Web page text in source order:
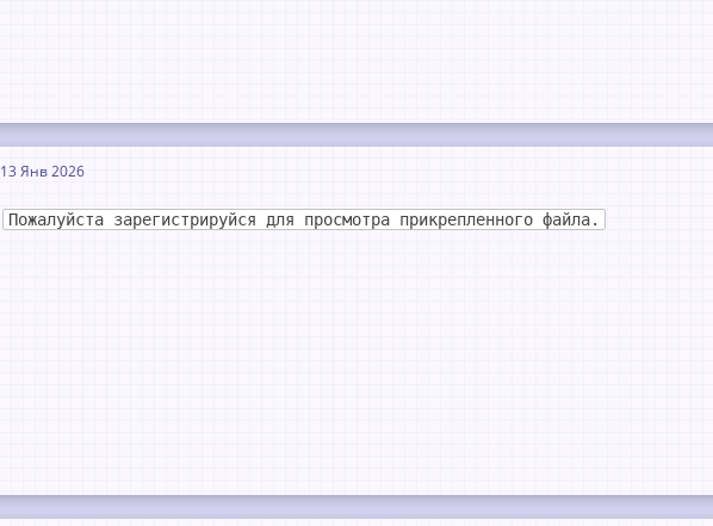
13 Янв 2026
Пожалуйста зарегистрируйся для просмотра прикрепленного файла.